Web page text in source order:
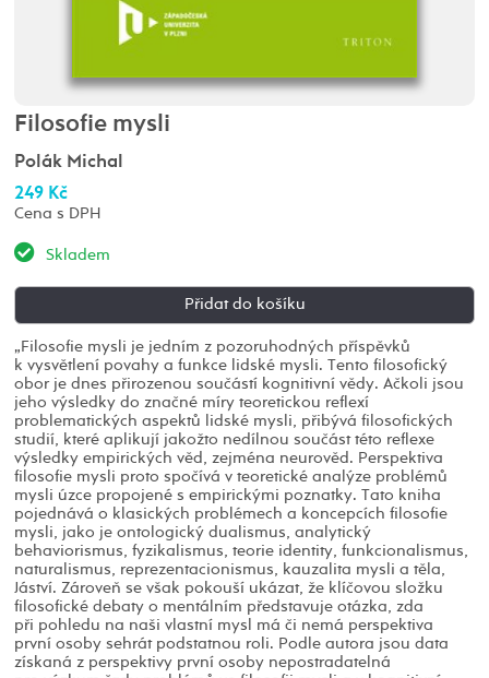
Filosofie mysli
Polák Michal
249 Kč
Cena s DPH
Skladem
„Filosofie mysli je jedním z pozoruhodných příspěvků
k vysvětlení povahy a funkce lidské mysli. Tento filosofický
obor je dnes přirozenou součástí kognitivní vědy. Ačkoli jsou
jeho výsledky do značné míry teoretickou reflexí
problematických aspektů lidské mysli, přibývá filosofických
studií, které aplikují jakožto nedílnou součást této reflexe
výsledky empirických věd, zejména neurověd. Perspektiva
filosofie mysli proto spočívá v teoretické analýze problémů
mysli úzce propojené s empirickými poznatky. Tato kniha
pojednává o klasických problémech a koncepcích filosofie
mysli, jako je ontologický dualismus, analytický
behaviorismus, fyzikalismus, teorie identity, funkcionalismus,
naturalismus, reprezentacionismus, kauzalita mysli a těla,
Jáství. Zároveň se však pokouší ukázat, že klíčovou složku
filosofické debaty o mentálním představuje otázka, zda
při pohledu na naši vlastní mysl má či nemá perspektiva
první osoby sehrát podstatnou roli. Podle autora jsou data
získaná z perspektivy první osoby nepostradatelná